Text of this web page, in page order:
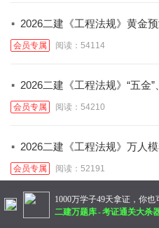
· 2026二建《工程法规》黄金
会员专属 阅读：54114
· 2026二建《工程法规》“五金
会员专属 阅读：54210
· 2026二建《工程法规》万人
会员专属 阅读：52191
暂无
1000万学子49天拿证，你也
二建万题库-考证通关大杀